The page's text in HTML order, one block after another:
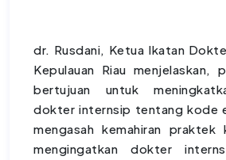
dr. Rusdani, Ketua Ikatan
Kepulauan Riau menjelaskan,
bertujuan untuk
dokter internsip tentang kode
mengasah kemahiran praktek
mengingatkan dokter